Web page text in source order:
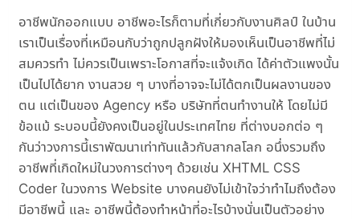
อาชีพนักออกแบบ อาชีพอะไรก็ตามที่เกี่ยวกับงานศิลป์ ในบ้าน
เราเป็นเรื่องที่เหมือนกับว่าถูกปลูกฝังให้มองเห็นเป็นอาชีพที่ไม่
สมควรทำ ไม่ควรเป็นเพราะโอกาสที่จะแจ้งเกิด ได้ค่าตัวแพงนั้น
เป็นไปได้ยาก งานสวย ๆ บางที่อาจจะไม่ได้ตกเป็นผลงานของ
ตน แต่เป็นของ Agency หรือ บริษัทที่ตนทำงานให้ โดยไม่มี
ข้อแม้ ระบอบนี้ยังคงเป็นอยู่ในประเทศไทย ที่ต่างบอกต่อ ๆ
กันว่าวงการนี้เราพัฒนาเท่าทันแล้วกับสากลโลก อนึ่งรวมถึง
อาชีพที่เกิดใหม่ในวงการต่างๆ ด้วยเช่น XHTML CSS
Coder ในวงการ Website บางคนยังไม่เข้าใจว่าทำไมถึงต้อง
มีอาชีพนี้ และ อาชีพนี้ต้องทำหน้าที่อะไรบ้างนั่นเป็นตัวอย่าง